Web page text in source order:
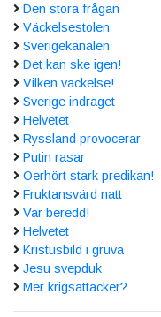
Den stora frågan
Väckelsestolen
Sverigekanalen
Det kan ske igen!
Vilken väckelse!
Sverige indraget
Helvetet
Ryssland provocerar
Putin rasar
Oerhört stark predikan!
Fruktansvärd natt
Var beredd!
Helvetet
Kristusbild i gruva
Jesu svepduk
Mer krigsattacker?